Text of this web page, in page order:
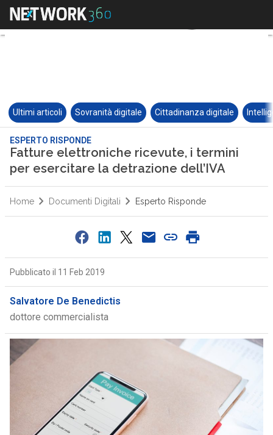
Ultimi articoli Sovranità digitale Cittadinanza digitale
ESPERTO RISPONDE
Fatture elettroniche ricevute, i termini
per esercitare la detrazione dell’IVA
Home Documenti Digitali Esperto Risponde
Pubblicato il 11 Feb 2019
Salvatore De Benedictis
dottore commercialista